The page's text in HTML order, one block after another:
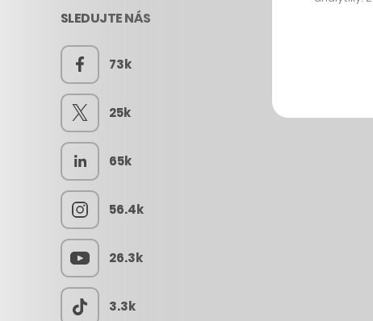
SLEDUJTE NÁS
73k
25k
65k
56.4k
26.3k
3.3k